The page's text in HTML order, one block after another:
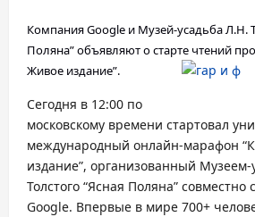
Компания Google и Музей-усадьба Л.Н.
Поляна” объявляют о старте чтений п
Живое издание”.
Сегодня в 12:00 по
московскому времени стартовал
международный онлайн-марафон
издание”, организованный
Толстого “Ясная Поляна” совместно
Google. Впервые в мире 700+